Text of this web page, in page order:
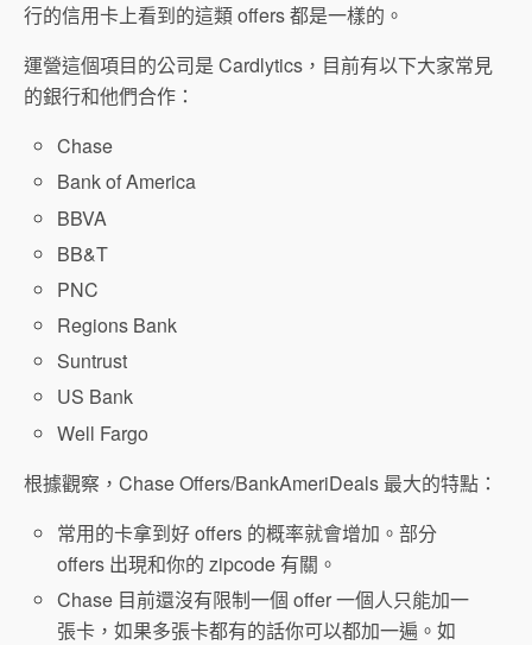
行的信用卡上看到的這類 offers 都是一樣的。
運營這個項目的公司是 Cardlytics，目前有以下大家常見
的銀行和他們合作：
Chase
Bank of America
BBVA
BB&T
PNC
Regions Bank
Suntrust
US Bank
Well Fargo
根據觀察，Chase Offers/BankAmeriDeals 最大的特點：
常用的卡拿到好 offers 的概率就會增加。部分
offers 出現和你的 zipcode 有關。
Chase 目前還沒有限制一個 offer 一個人只能加一
張卡，如果多張卡都有的話你可以都加一遍。如